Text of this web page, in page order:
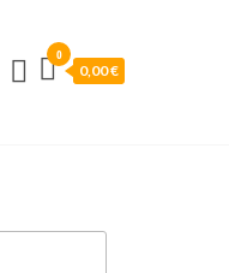
0
0,00 €